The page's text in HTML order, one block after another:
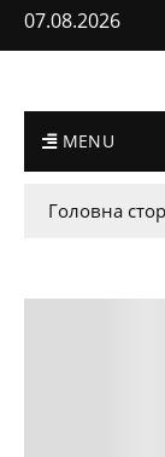
07.08.2026
MENU
Головна